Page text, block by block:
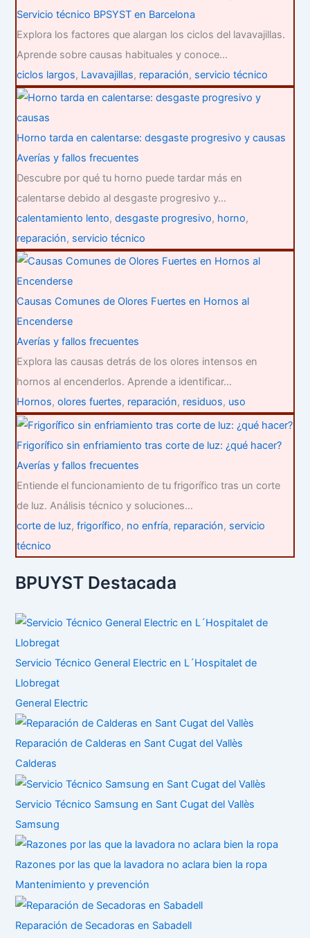
Servicio técnico BPSYST en Barcelona
Explora los factores que alargan los ciclos del lavavajillas.
Aprende sobre causas habituales y conoce…
ciclos largos, Lavavajillas, reparación, servicio técnico
Horno tarda en calentarse: desgaste progresivo y causas
Averías y fallos frecuentes
Descubre por qué tu horno puede tardar más en
calentarse debido al desgaste progresivo y…
calentamiento lento,desgaste progresivo, horno,
reparación, servicio técnico
Causas Comunes de Olores Fuertes en Hornos al
Encenderse
Averías y fallos frecuentes
Explora las causas detrás de los olores intensos en
hornos al encenderlos. Aprende a identificar…
Hornos,olores fuertes, reparación, residuos, uso
Frigorífico sin enfriamiento tras corte de luz: ¿qué hacer?
Averías y fallos frecuentes
Entiende el funcionamiento de tu frigorífico tras un corte
de luz. Análisis técnico y soluciones…
corte de luz,frigorífico, no enfría, reparación, servicio
técnico
BPUYST Destacada
Servicio Técnico General Electric en L´Hospitalet de
Llobregat
General Electric
Reparación de Calderas en Sant Cugat del Vallès
Calderas
Servicio Técnico Samsung en Sant Cugat del Vallès
Samsung
Razones por las que la lavadora no aclara bien la ropa
Mantenimiento y prevención
Reparación de Secadoras en Sabadell